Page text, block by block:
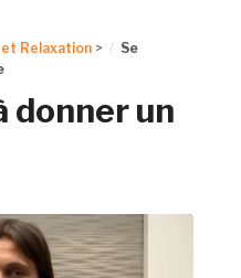
Relaxation >
Se
donner un